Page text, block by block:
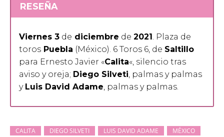
RESEÑA
Viernes 3 de diciembre de 2021. Plaza de
toros Puebla (México). 6 Toros 6, de Saltillo
para Ernesto Javier «Calita«, silencio tras
aviso y oreja; Diego Silveti, palmas y palmas
y Luis David Adame, palmas y palmas.
CALITA DIEGO SILVETI LUIS DAVID ADAME
MÉXICO